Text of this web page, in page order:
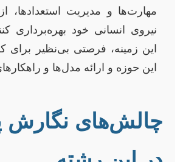
مهارت‌ها و مدیریت استعدادها،
نیروی انسانی خود بهره‌برداری
این زمینه، فرصتی بی‌نظیر برای
این حوزه و ارائه مدل‌ها و
چالش‌های نگارش